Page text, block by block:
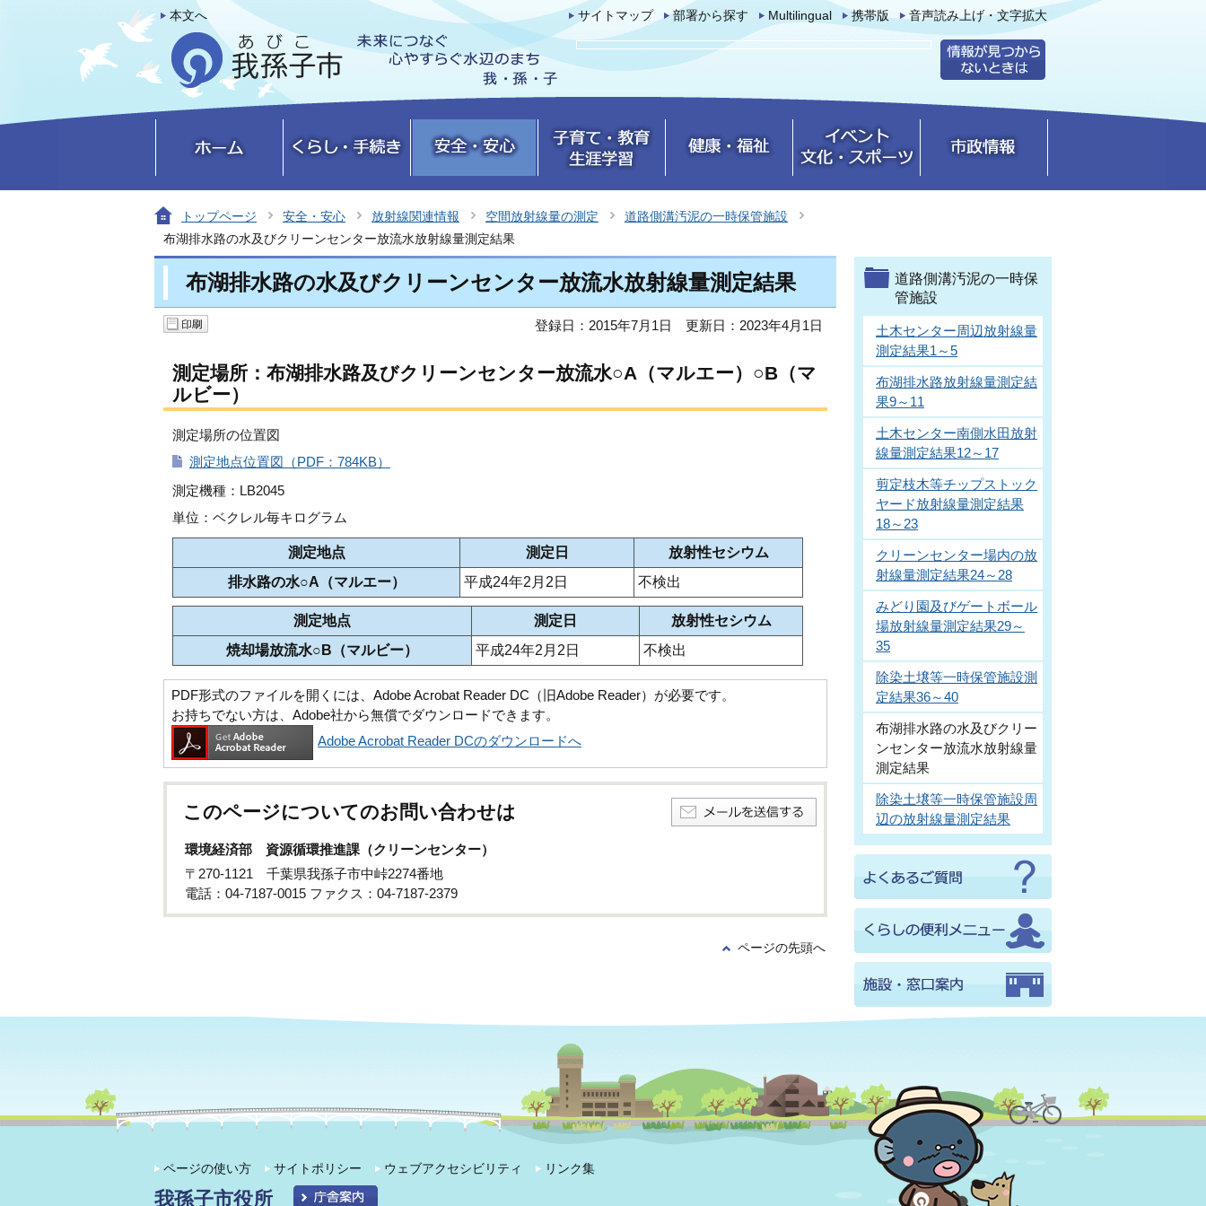
本文へ サイトマップ 部署から探す Multilingual 携帯版 音声読み上げ・文字拡大
トップページ 安全・安心 放射線関連情報 空間放射線量の測定
道路側溝汚泥の一時保管施設
布湖排水路の水及びクリーンセンター放流水放射線量測定結果
布湖排水路の水及びクリーンセンター放流水放射線量測定結果
登録日：2015年7月1日 更新日：2023年4月1日
測定場所：布湖排水路及びクリーンセンター放流水○A（マルエー）○B（マ
ルビー）
測定場所の位置図
測定地点位置図（PDF：784KB）
測定機種：LB2045
単位：ベクレル毎キログラム
測定地点 測定日
放射性セシウム
排水路の水○A（マルエー）
平成24年2月2日 不検出
測定地点 測定日
放射性セシウム
焼却場放流水○B（マルビー）
平成24年2月2日 不検出
PDF形式のファイルを開くには、Adobe Acrobat Reader DC（旧Adobe Reader）が必要です。
お持ちでない方は、Adobe社から無償でダウンロードできます。
Adobe Acrobat Reader DCのダウンロードへ
このページについてのお問い合わせは
環境経済部 資源循環推進課（クリーンセンター）
〒270-1121 千葉県我孫子市中峠2274番地
電話：04-7187-0015 ファクス：04-7187-2379
ページの先頭へ
道路側溝汚泥の一時保
管施設
土木センター周辺放射線量
測定結果1～5
布湖排水路放射線量測定結
果9～11
土木センター南側水田放射
線量測定結果12～17
剪定枝木等チップストック
ヤード放射線量測定結果
18～23
クリーンセンター場内の放
射線量測定結果24～28
みどり園及びゲートボール
場放射線量測定結果29～
35
除染土壌等一時保管施設測
定結果36～40
布湖排水路の水及びクリー
ンセンター放流水放射線量
測定結果
除染土壌等一時保管施設周
辺の放射線量測定結果
ページの使い方 サイトポリシー ウェブアクセシビリティ リンク集
我孫子市役所